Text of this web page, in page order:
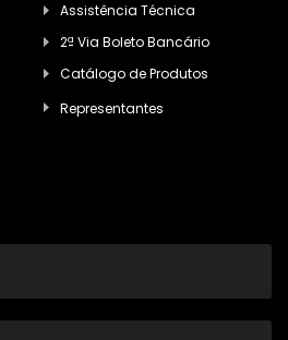
Assistência Técnica
2ª Via Boleto Bancário
Catálogo de Produtos
Representantes